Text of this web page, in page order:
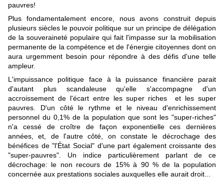
pauvres!
Plus fondamentalement encore, nous avons construit depuis
plusieurs siècles le pouvoir politique sur un principe de délégation
de la souveraineté populaire qui fait l'impasse sur la mobilisation
permanente de la compétence et de l'énergie citoyennes dont on
aura urgemment besoin pour répondre à des défis d'une telle
ampleur.
L'impuissance politique face à la puissance financière parait
d'autant plus scandaleuse qu'elle s'accompagne d'un
accroissement de l'écart entre les super riches et les super
pauvres. D'un côté le rythme et le niveau d'enrichissement
personnel du 0,1% de la population que sont les "super-riches"
n'a cessé de croître de façon exponentielle ces dernières
années, et, de l'autre côté, on constate le décrochage des
bénéfices de "l'État Social" d'une part également croissante des
"super-pauvres". Un indice particulièrement parlant de ce
décrochage: le non recours de 15% à 90 % de la population
concernée aux prestations sociales auxquelles elle aurait droit...